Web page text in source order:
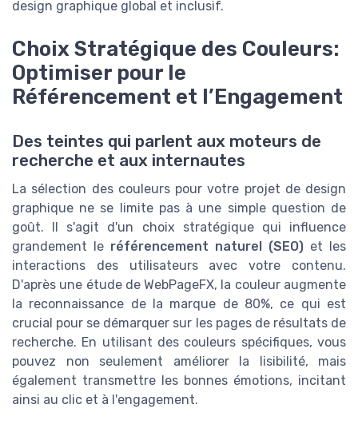
design graphique global et inclusif.
Choix Stratégique des Couleurs:
Optimiser pour le
Référencement et l’Engagement
Des teintes qui parlent aux moteurs de
recherche et aux internautes
La sélection des couleurs pour votre projet de design
graphique ne se limite pas à une simple question de
goût. Il s'agit d'un choix stratégique qui influence
grandement le référencement naturel (SEO) et les
interactions des utilisateurs avec votre contenu.
D'après une étude de WebPageFX, la couleur augmente
la reconnaissance de la marque de 80%, ce qui est
crucial pour se démarquer sur les pages de résultats de
recherche. En utilisant des couleurs spécifiques, vous
pouvez non seulement améliorer la lisibilité, mais
également transmettre les bonnes émotions, incitant
ainsi au clic et à l'engagement.